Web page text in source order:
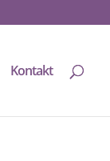
Kontakt